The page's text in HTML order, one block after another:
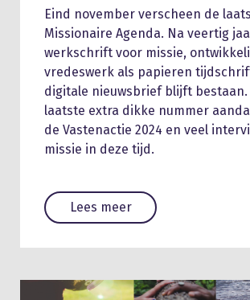
Eind november verscheen de
Missionaire Agenda. Na veertig
werkschrift voor missie,
vredeswerk als papieren
digitale nieuwsbrief blijft
laatste extra dikke nummer
de Vastenactie 2024 en veel
missie in deze tijd.
Lees meer